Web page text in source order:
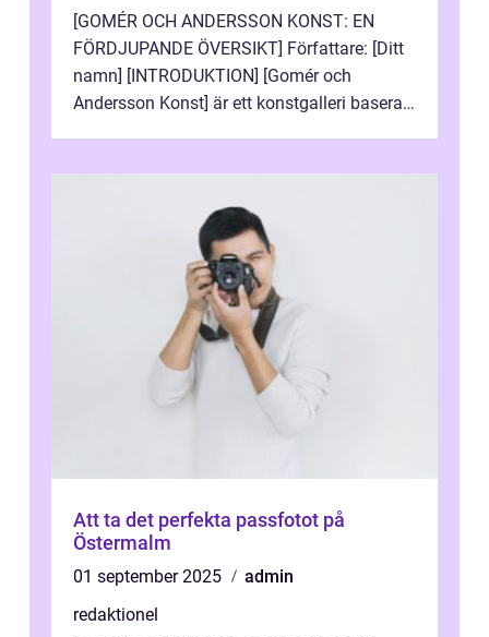
[GOMÉR OCH ANDERSSON KONST: EN
FÖRDJUPANDE ÖVERSIKT] Författare: [Ditt
namn] [INTRODUKTION] [Gomér och
Andersson Konst] är ett konstgalleri baserat
Att ta det perfekta passfotot på
Östermalm
01 september 2025
admin
redaktionel